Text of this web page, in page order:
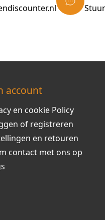
account
en cookie Policy
of registreren
en retouren
contact met ons op